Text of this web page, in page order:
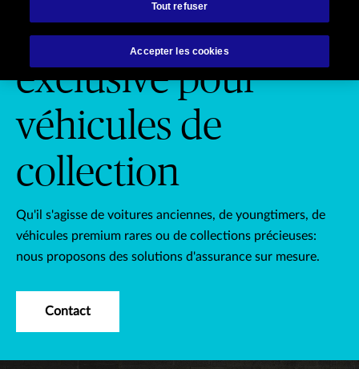
Protection
exclusive pour
véhicules de
collection
Qu'il s'agisse de voitures anciennes, de youngtimers, de
véhicules premium rares ou de collections précieuses:
nous proposons des solutions d'assurance sur mesure.
Contact
Tout refuser
Accepter les cookies